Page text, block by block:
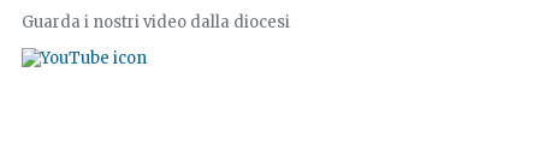
Guarda i nostri video dalla diocesi